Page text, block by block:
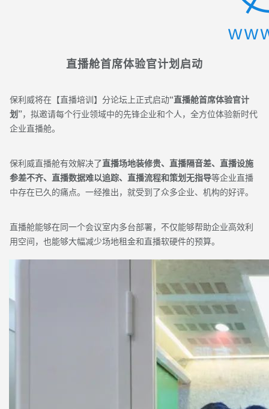
直播舱首席体验官计划启动
保利威将在【直播培训】分论坛上正式启动“直播舱首席体验官计
划”，拟邀请每个行业领域中的先锋企业和个人，全方位体验新时代
企业直播舱。
保利威直播舱有效解决了直播场地装修贵、直播隔音差、直播设施
参差不齐、直播数据难以追踪、直播流程和策划无指导等企业直播
中存在已久的痛点。一经推出，就受到了众多企业、机构的好评。
直播舱能够在同一个会议室内多台部署，不仅能够帮助企业高效利
用空间，也能够大幅减少场地租金和直播软硬件的预算。